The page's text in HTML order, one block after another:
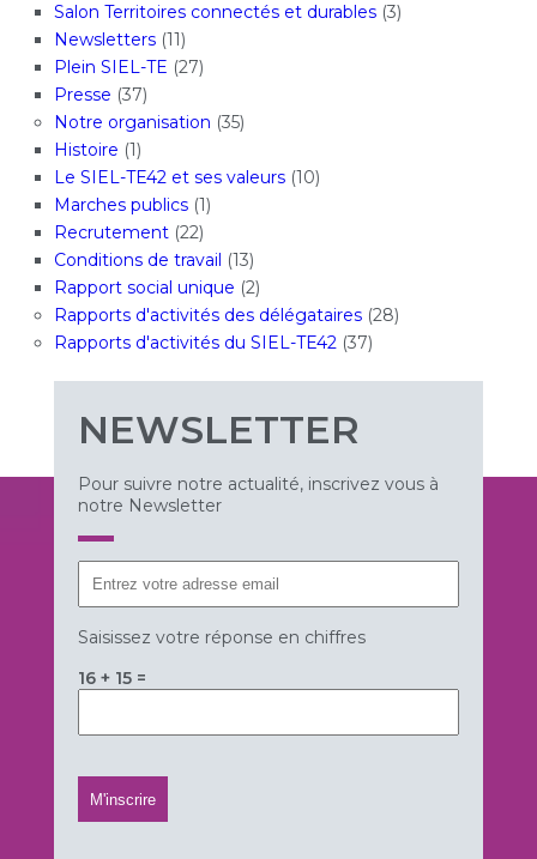
Salon Territoires connectés et durables(3)
Newsletters(11)
Plein SIEL-TE (27)
Presse (37)
Notre organisation (35)
Histoire (1)
Le SIEL-TE42 et ses valeurs(10)
Marches publics(1)
Recrutement(22)
Conditions de travail (13)
Rapport social unique (2)
Rapports d'activités des délégataires(28)
Rapports d'activités du SIEL-TE42(37)
NEWSLETTER
Pour suivre notre actualité, inscrivez vous à
notre Newsletter
Saisissez votre réponse en chiffres
16 + 15 =